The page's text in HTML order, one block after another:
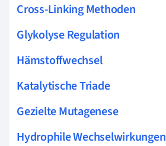
Cross-Linking Methoden
Glykolyse Regulation
Hämstoffwechsel
Katalytische Triade
Gezielte Mutagenese
Hydrophile Wechselwirkungen